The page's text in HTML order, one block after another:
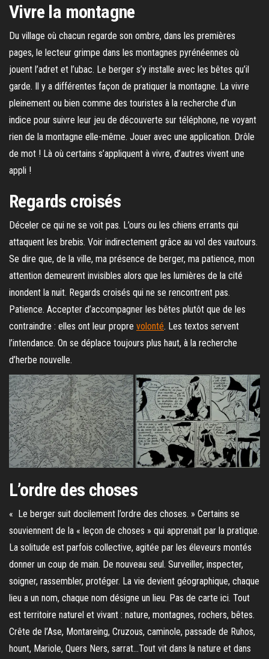
Vivre la montagne
Du village où chacun regarde son ombre, dans les premières
pages, le lecteur grimpe dans les montagnes pyrénéennes où
jouent l’adret et l’ubac. Le berger s’y installe avec les bêtes qu’il
garde. Il y a différentes façon de pratiquer la montagne. La vivre
pleinement ou bien comme des touristes à la recherche d’un
indice pour suivre leur jeu de découverte sur téléphone, ne voyant
rien de la montagne elle-même. Jouer avec une application. Drôle
de mot ! Là où certains s’appliquent à vivre, d’autres vivent une
appli !
Regards croisés
Déceler ce qui ne se voit pas. L’ours ou les chiens errants qui
attaquent les brebis. Voir indirectement grâce au vol des vautours.
Se dire que, de la ville, ma présence de berger, ma patience, mon
attention demeurent invisibles alors que les lumières de la cité
inondent la nuit. Regards croisés qui ne se rencontrent pas.
Patience. Accepter d’accompagner les bêtes plutôt que de les
contraindre : elles ont leur propre volonté. Les textos servent
l’intendance. On se déplace toujours plus haut, à la recherche
d’herbe nouvelle.
L’ordre des choses
« Le berger suit docilement l’ordre des choses. » Certains se
souviennent de la « leçon de choses » qui apprenait par la pratique.
La solitude est parfois collective, agitée par les éleveurs montés
donner un coup de main. De nouveau seul. Surveiller, inspecter,
soigner, rassembler, protéger. La vie devient géographique, chaque
lieu a un nom, chaque nom désigne un lieu. Pas de carte ici. Tout
est territoire naturel et vivant : nature, montagnes, rochers, bêtes.
Crête de l’Ase, Montareing, Cruzous, caminole, passade de Ruhos,
hount, Mariole, Quers Ners, sarrat…Tout vit dans la nature et dans